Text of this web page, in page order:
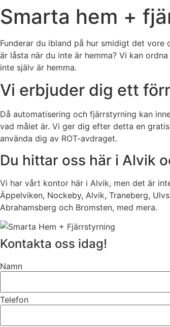
Smarta hem +
Funderar du ibland på hur smidigt det
är låsta när du inte är hemma? Vi kan
inte själv är hemma.
Vi erbjuder dig ett
Då automatisering och fjärrstyrning kan
vad målet är. Vi ger dig efter detta en
använda dig av ROT-avdraget.
Du hittar oss här i Alvik
Vi har vårt kontor här i Alvik, men det är
Äppelviken, Nockeby, Alvik, Traneberg,
Abrahamsberg och Bromsten, med mera.
Kontakta oss idag!
Namn
Telefon